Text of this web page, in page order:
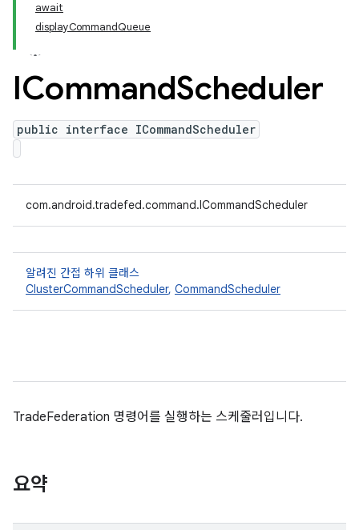
await
displayCommandQueue
ICommandScheduler
public interface ICommandScheduler
com.android.tradefed.command.ICommandScheduler
알려진 간접 하위 클래스
ClusterCommandScheduler, CommandScheduler
TradeFederation 명령어를 실행하는 스케줄러입니다.
요약